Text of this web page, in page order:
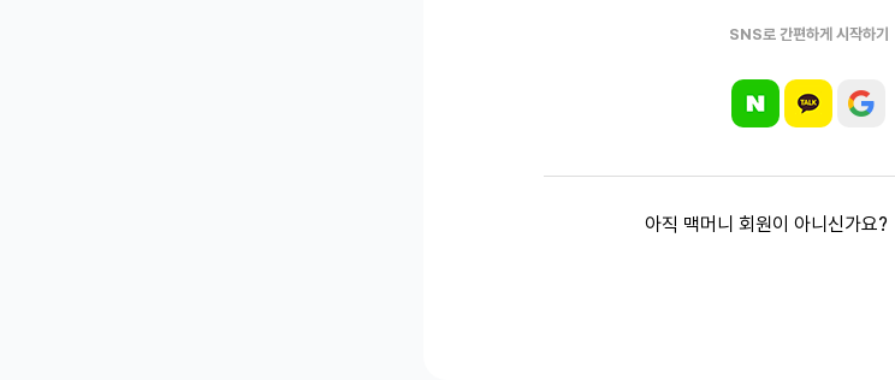
SNS로 간편하게 시작하기
아직 맥머니 회원이 아니신가요?